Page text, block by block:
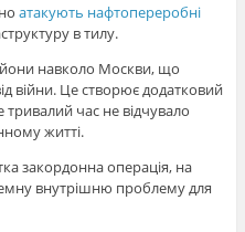
атакують нафтопереробні
в тилу.
навколо Москви, що
війни. Це створює додатковий
тривалий час не відчувало
житті.
закордонна операція, на
внутрішню проблему для